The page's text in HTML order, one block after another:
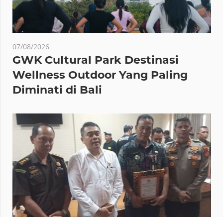
07/08/2026
GWK Cultural Park Destinasi
Wellness Outdoor Yang Paling
Diminati di Bali